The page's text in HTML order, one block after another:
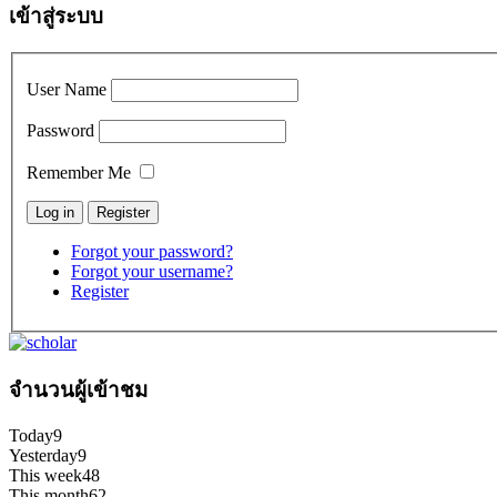
เข้าสู่ระบบ
User Name
Password
Remember Me
Forgot your password?
Forgot your username?
Register
จำนวนผู้เข้าชม
Today9
Yesterday9
This week48